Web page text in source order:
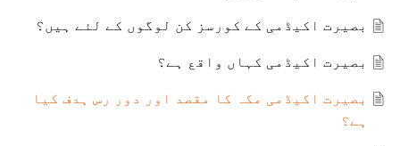
بصیرت اکیڈمی کے کورسز کن لوگوں کے لئے ہیں؟
بصیرت اکیڈمی کہاں واقع ہے؟
بصیرت اکیڈمی مکہ کا مقصد اور دور رس ہدف کیا
ہے؟